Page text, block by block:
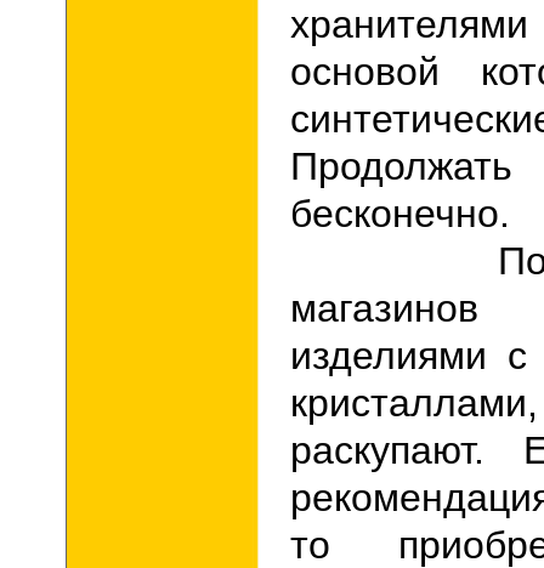
основой
бесконечно.
Полки
изделиями с
раскупают.
то